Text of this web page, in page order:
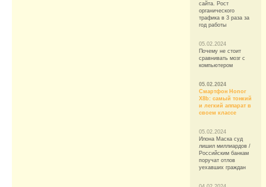
сайта. Рост
органического
трафика в 3 раза за
год работы
05.02.2024
Почему не стоит
сравнивать мозг с
компьютером
05.02.2024
Смартфон Honor
X8b: самый тонкий
и легкий аппарат в
своем классе
05.02.2024
Илона Маска суд
лишил миллиардов /
Российским банкам
поручат отлов
уехавших граждан